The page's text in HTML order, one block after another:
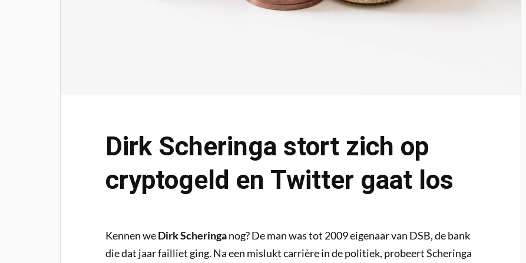
Dirk Scheringa stort zich op
cryptogeld en Twitter gaat los
Kennen weDirk Scheringanog? De man was tot 2009 eigenaar van DSB, de bank
die dat jaar failliet ging. Na een mislukt carrière in de politiek, probeert Scheringa